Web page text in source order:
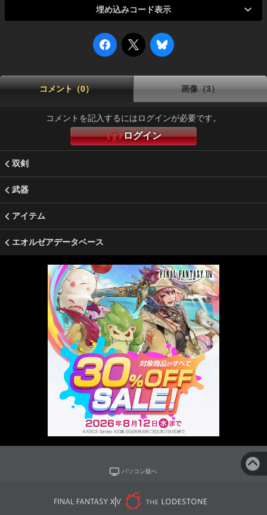
埋め込みコード表示
コメント（0） 画像（3）
コメントを記入するにはログインが必要です。
ログイン
双剣
武器
アイテム
エオルゼアデータベース
パソコン版へ